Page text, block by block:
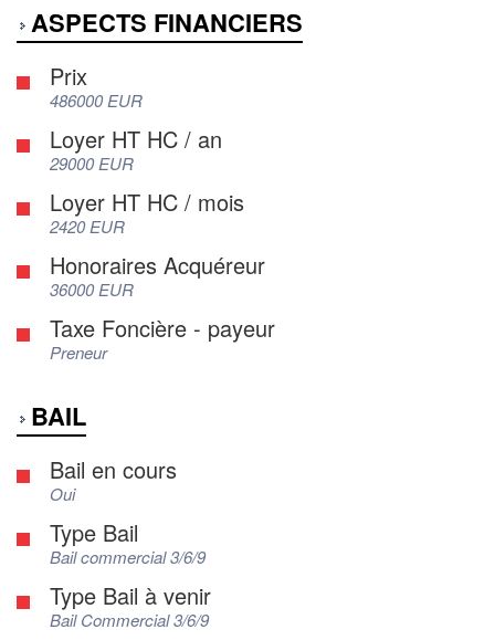
ASPECTS FINANCIERS
Prix
486000 EUR
Loyer HT HC / an
29000 EUR
Loyer HT HC / mois
2420 EUR
Honoraires Acquéreur
36000 EUR
Taxe Foncière - payeur
Preneur
BAIL
Bail en cours
Oui
Type Bail
Bail commercial 3/6/9
Type Bail à venir
Bail Commercial 3/6/9